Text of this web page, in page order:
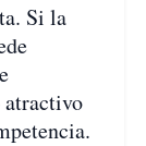
Si la